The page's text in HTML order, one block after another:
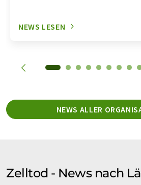
NEWS LESEN
NEWS ALLER
Zelltod - News nach